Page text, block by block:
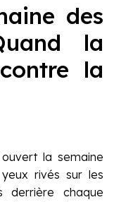
des
la
la
la semaine
rivés sur les
derrière chaque